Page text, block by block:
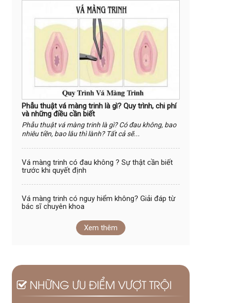
Phẫu thuật vá màng trinh là gì? Quy trình, chi phí
và những điều cần biết
Phẫu thuật vá màng trinh là gì? Có đau không, bao
nhiêu tiền, bao lâu thì lành? Tất cả sẽ...
Vá màng trinh có đau không ? Sự thật cần biết
trước khi quyết định
Vá màng trinh có nguy hiểm không? Giải đáp từ
bác sĩ chuyên khoa
Xem thêm
NHỮNG ƯU ĐIỂM VƯỢT TRỘI